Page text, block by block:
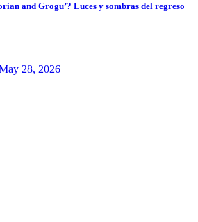
and Grogu’? Luces y sombras del regreso
28, 2026